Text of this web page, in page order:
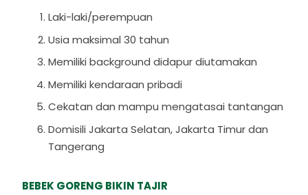
Laki-laki/perempuan
Usia maksimal 30 tahun
Memiliki background didapur diutamakan
Memiliki kendaraan pribadi
Cekatan dan mampu mengatasai tantangan
Domisili Jakarta Selatan, Jakarta Timur dan
Tangerang
BEBEK GORENG BIKIN TAJIR